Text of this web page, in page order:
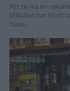
Att skriva en
tillfällen har blivit
tipsa...